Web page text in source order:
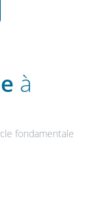
à
fondamentale